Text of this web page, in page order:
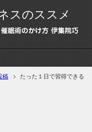
スのススメ
眠術のかけ方 伊集院巧
稿
たった１日で習得できる